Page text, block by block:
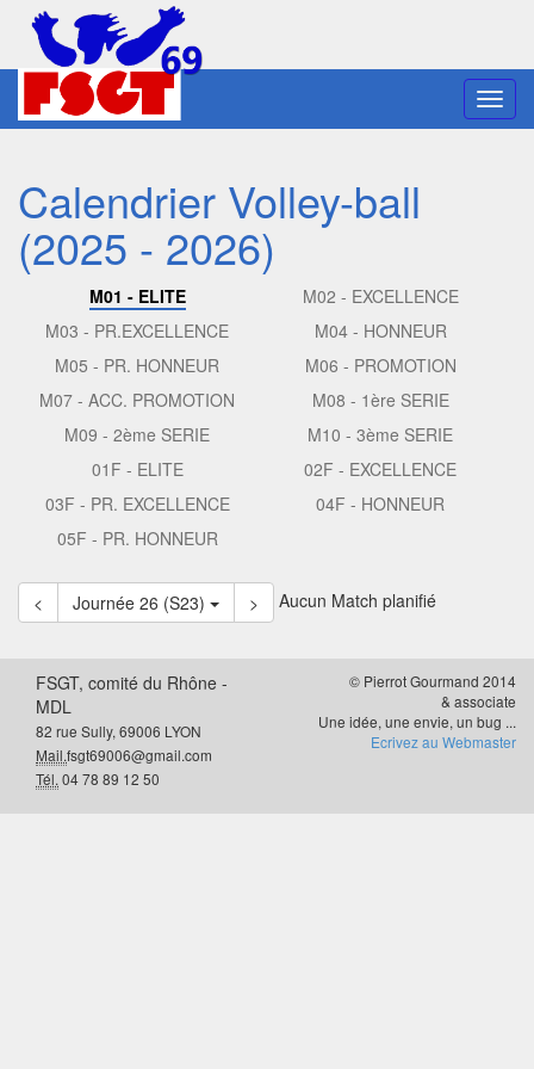
Calendrier Volley-ball
(2025 - 2026)
M01 - ELITE
M02 - EXCELLENCE
M03 - PR.EXCELLENCE
M04 - HONNEUR
M05 - PR. HONNEUR
M06 - PROMOTION
M07 - ACC. PROMOTION
M08 - 1ère SERIE
M09 - 2ème SERIE
M10 - 3ème SERIE
01F - ELITE
02F - EXCELLENCE
03F - PR. EXCELLENCE
04F - HONNEUR
05F - PR. HONNEUR
< Journée 26 (S23) > Aucun Match planifié
FSGT, comité du Rhône -
MDL
82 rue Sully, 69006 LYON
Mail.fsgt69006@gmail.com
Tél. 04 78 89 12 50
© Pierrot Gourmand 2014
& associate
Une idée, une envie, un bug ...
Ecrivez au Webmaster